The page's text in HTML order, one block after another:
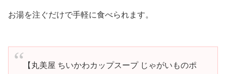
お湯を注ぐだけで手軽に食べられます。
【丸美屋 ちいかわカップスープ じゃがいものポ